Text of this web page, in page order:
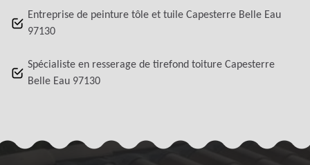
Entreprise de peinture tôle et tuile Capesterre Belle Eau
97130
Spécialiste en resserage de tirefond toiture Capesterre
Belle Eau 97130